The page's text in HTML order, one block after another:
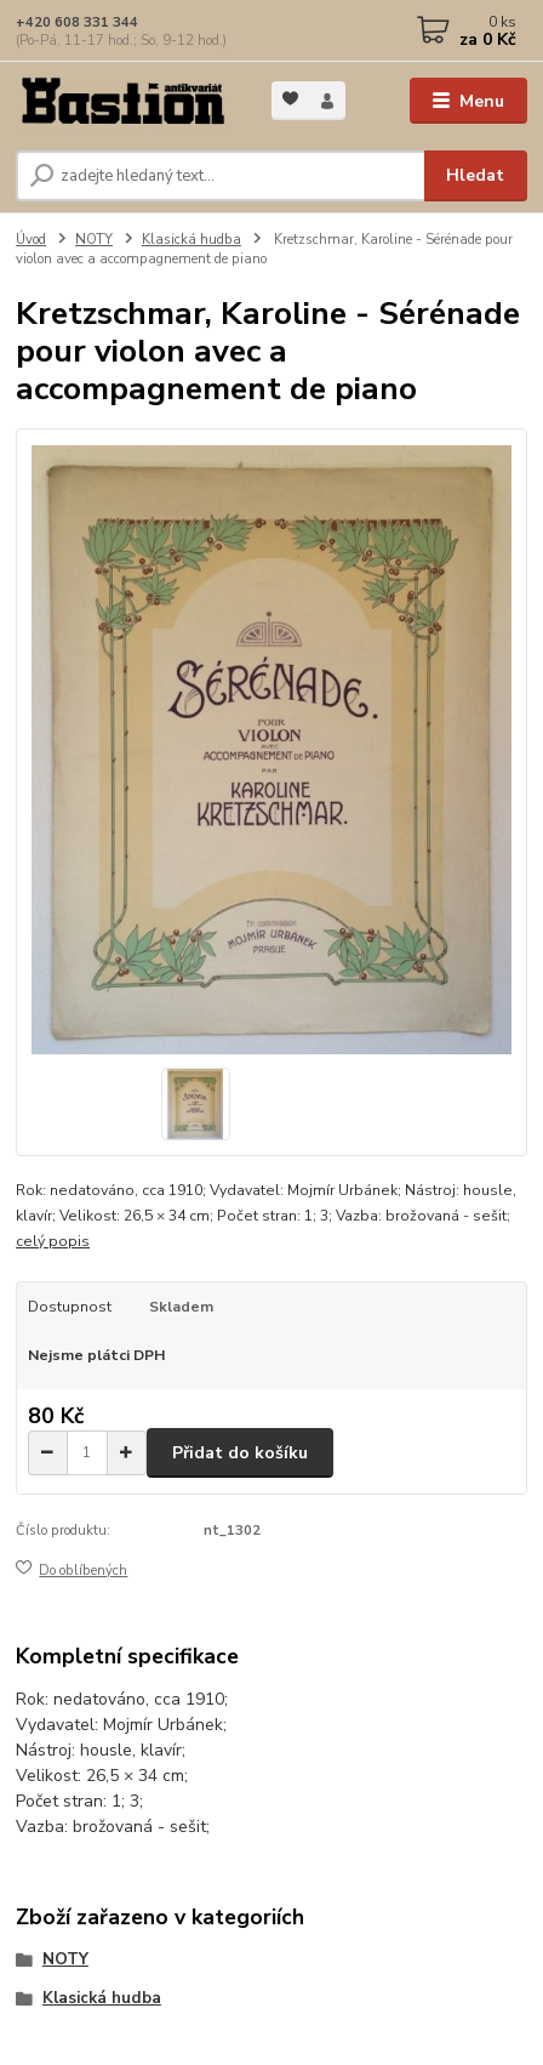
Menu
Hledat
+420 608 331 344
(Po-Pá, 11-17 hod.; So, 9-12 hod.)
0 ks
za 0 Kč
Úvod NOTY Klasická hudba
Kretzschmar, Karoline - Sérénade pour
violon avec a accompagnement de piano
Kretzschmar, Karoline - Sérénade
pour violon avec a
accompagnement de piano
Rok: nedatováno, cca 1910; Vydavatel: Mojmír Urbánek; Nástroj: housle,
klavír; Velikost: 26,5 × 34 cm; Počet stran: 1; 3; Vazba: brožovaná - sešit;
celý popis
Dostupnost Skladem
Nejsme plátci DPH
80 Kč
Přidat do košíku
Číslo produktu: nt_1302
Do oblíbených
Kompletní specifikace
Rok: nedatováno, cca 1910;
Vydavatel: Mojmír Urbánek;
Nástroj: housle, klavír;
Velikost: 26,5 × 34 cm;
Počet stran: 1; 3;
Vazba: brožovaná - sešit;
Zboží zařazeno v kategoriích
NOTY
Klasická hudba